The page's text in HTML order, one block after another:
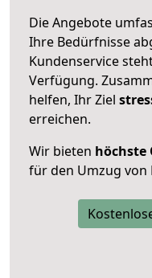
Die Angebote
Ihre Bedürfnisse
Kundenservice
Verfügung.
helfen, Ihr Ziel
erreichen.
Wir bieten
für den Umzug von